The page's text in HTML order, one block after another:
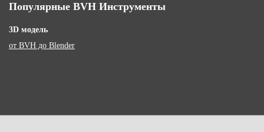
Популярные BVH Инструменты
3D модель
от BVH до Blender